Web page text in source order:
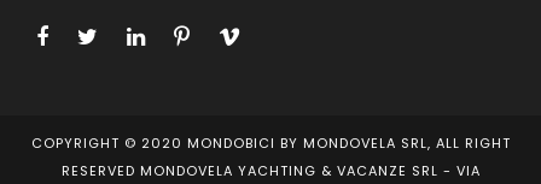
COPYRIGHT © 2020 MONDOBICI BY MONDOVELA SRL, ALL RIGHT
RESERVED MONDOVELA YACHTING & VACANZE SRL - VIA